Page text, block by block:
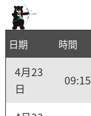
日期 時間
4月23
日
09:15